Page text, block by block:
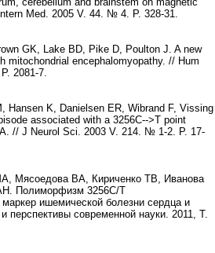
Med. 2005 V. 44. № 4. P. 328-31.
GK, Lake BD, Pike D, Poulton J. A new
mitochondrial encephalomyopathy. // Hum
2081-7.
Hansen K, Danielsen ER, Wibrand F, Vissing
associated with a 3256C-->T point
// J Neurol Sci. 2003 V. 214. № 1-2. P. 17-
Мясоедова ВА, Кириченко ТВ, Иванова
Полиморфизм 3256С/Т
ишемической болезни сердца и
перспективы современной науки. 2011, Т.